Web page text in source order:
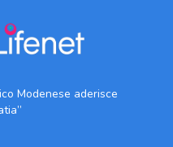
Modenese aderisce